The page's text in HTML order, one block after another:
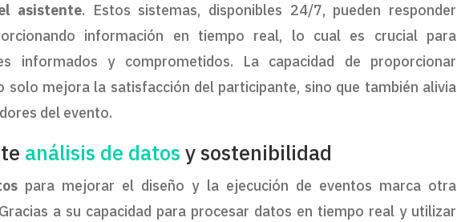
asistente. Estos sistemas, disponibles 24/7, pueden responder
información en tiempo real, lo cual es crucial para
informados y comprometidos. La capacidad de proporcionar
solo mejora la satisfacción del participante, sino que también alivia
del evento.
análisis de datos y sostenibilidad
para mejorar el diseño y la ejecución de eventos marca otra
a su capacidad para procesar datos en tiempo real y utilizar